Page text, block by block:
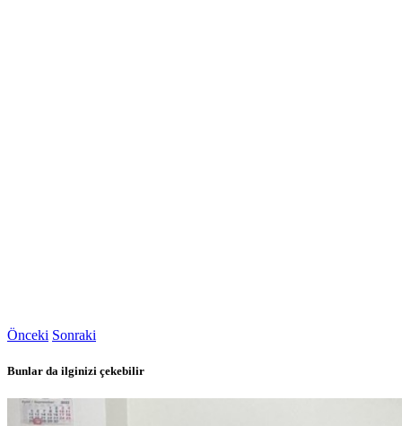
Önceki Sonraki
Bunlar da ilginizi çekebilir